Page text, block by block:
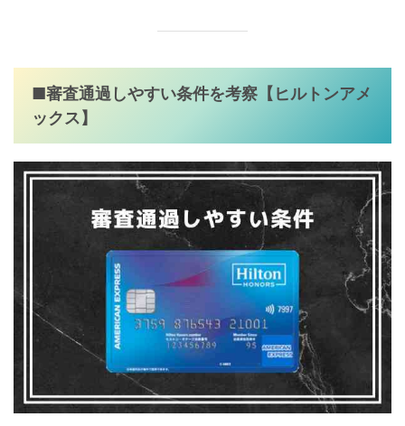
■審査通過しやすい条件を考察【ヒルトンアメ
ックス】